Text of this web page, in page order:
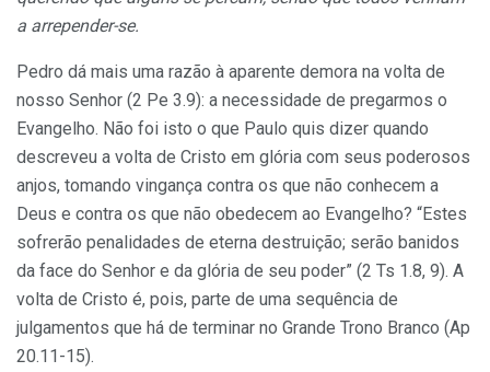
a arrepender-se.
Pedro dá mais uma razão à aparente demora na volta de
nosso Senhor (2 Pe 3.9): a necessidade de pregarmos o
Evangelho. Não foi isto o que Paulo quis dizer quando
descreveu a volta de Cristo em glória com seus poderosos
anjos, tomando vingança contra os que não conhecem a
Deus e contra os que não obedecem ao Evangelho? “Estes
sofrerão penalidades de eterna destruição; serão banidos
da face do Senhor e da glória de seu poder” (2 Ts 1.8, 9). A
volta de Cristo é, pois, parte de uma sequência de
julgamentos que há de terminar no Grande Trono Branco (Ap
20.11-15).